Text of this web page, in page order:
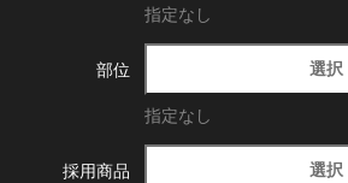
指定なし
部位 選択
指定なし
採用商品 選択